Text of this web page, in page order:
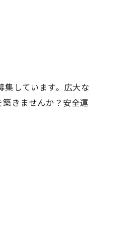
しています。広大な
きませんか？安全運